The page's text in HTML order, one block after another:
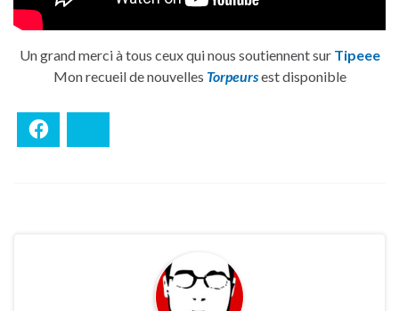
Un grand merci à tous ceux qui nous soutiennent sur Tipeee
Mon recueil de nouvelles Torpeursest disponible